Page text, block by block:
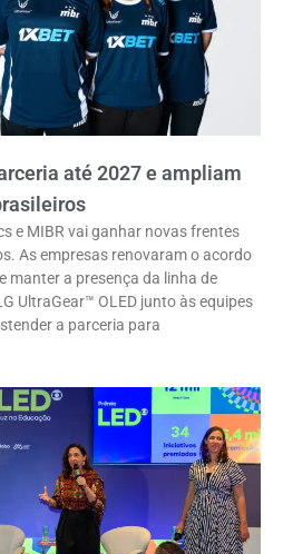
até 2027 e ampliam
e MIBR vai ganhar novas frentes
As empresas renovaram o acordo
manter a presença da linha de
UltraGear™ OLED junto às equipes
a parceria para